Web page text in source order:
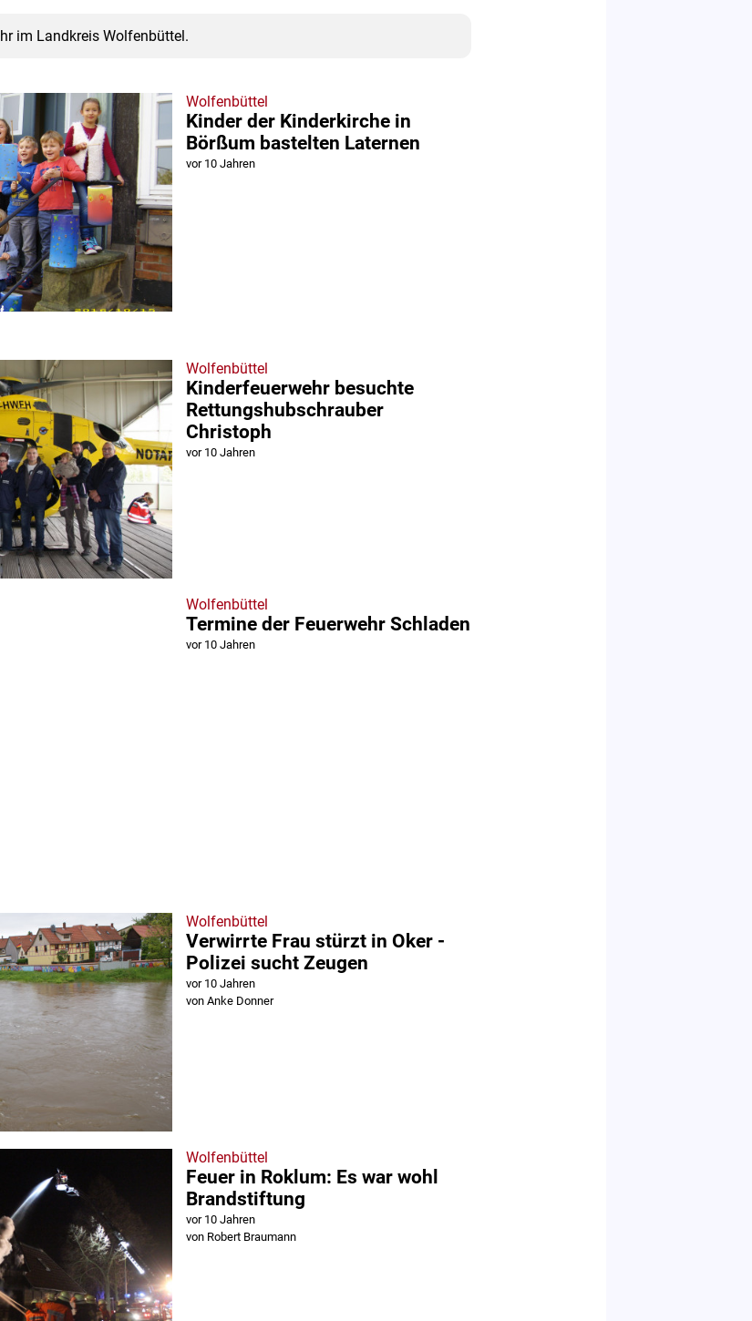
im Landkreis Wolfenbüttel.
Wolfenbüttel
Kinder der Kinderkirche in
Börßum bastelten Laternen
vor 10 Jahren
Wolfenbüttel
Kinderfeuerwehr besuchte
Rettungshubschrauber
Christoph
vor 10 Jahren
Wolfenbüttel
Termine der Feuerwehr Schladen
vor 10 Jahren
Wolfenbüttel
Verwirrte Frau stürzt in Oker -
Polizei sucht Zeugen
vor 10 Jahren
von Anke Donner
Wolfenbüttel
Feuer in Roklum: Es war wohl
Brandstiftung
vor 10 Jahren
von Robert Braumann